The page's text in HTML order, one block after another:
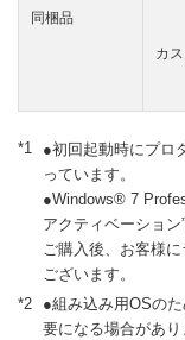
同梱品
カ
*1
●初回起動時にプロ
っています。
●Windows® 7
アクティベーション
ご購入後、お客様
ございます。
*2
●組み込み用OSの
要になる場合があり